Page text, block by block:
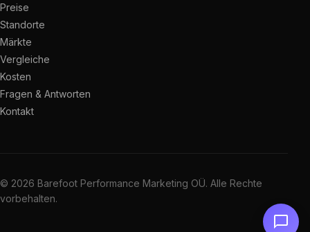
Preise
Standorte
Märkte
Vergleiche
Kosten
Fragen & Antworten
Kontakt
© 2026 Barefoot Performance Marketing OÜ. Alle Rechte
vorbehalten.